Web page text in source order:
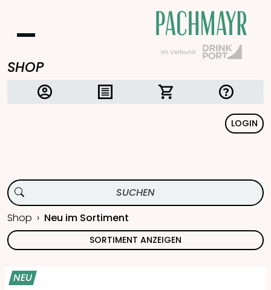
SHOP
LOGIN
Shop Neu im Sortiment
SORTIMENT ANZEIGEN
NEU